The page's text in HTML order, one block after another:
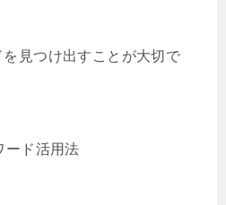
見つけ出すことが大切で
ード活用法